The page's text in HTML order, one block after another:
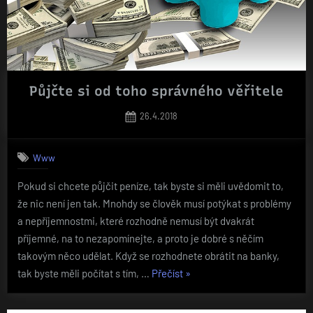
Půjčte si od toho správného věřitele
Posted
26.4.2018
Www
Pokud si chcete půjčit peníze, tak byste si měli uvědomit to,
že nic není jen tak. Mnohdy se člověk musí potýkat s problémy
a nepříjemnostmi, které rozhodně nemusí být dvakrát
příjemné, na to nezapomínejte, a proto je dobré s něčím
takovým něco udělat. Když se rozhodnete obrátit na banky,
tak byste měli počítat s tím, … Přečíst„Půjčte
od
»